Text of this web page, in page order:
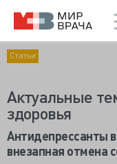
Статьи
Актуальные
здоровья
Антидепрессанты
внезапная отмена